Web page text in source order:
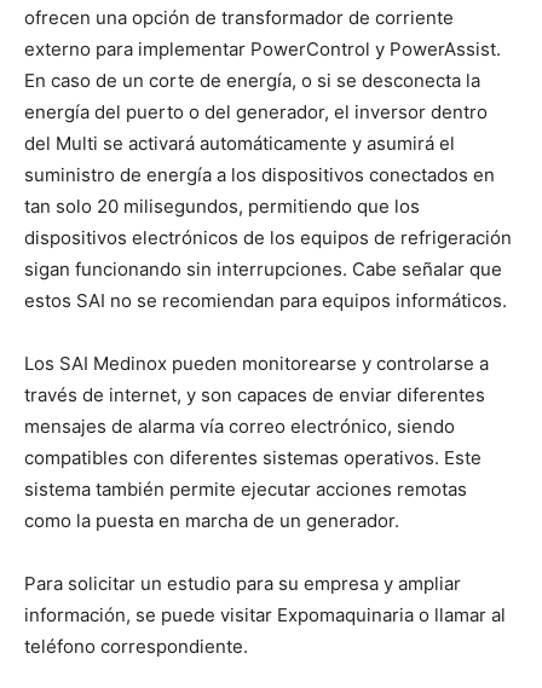
ofrecen una opción de transformador de corriente
externo para implementar PowerControl y PowerAssist.
En caso de un corte de energía, o si se desconecta la
energía del puerto o del generador, el inversor dentro
del Multi se activará automáticamente y asumirá el
suministro de energía a los dispositivos conectados en
tan solo 20 milisegundos, permitiendo que los
dispositivos electrónicos de los equipos de refrigeración
sigan funcionando sin interrupciones. Cabe señalar que
estos SAI no se recomiendan para equipos informáticos.
Los SAI Medinox pueden monitorearse y controlarse a
través de internet, y son capaces de enviar diferentes
mensajes de alarma vía correo electrónico, siendo
compatibles con diferentes sistemas operativos. Este
sistema también permite ejecutar acciones remotas
como la puesta en marcha de un generador.
Para solicitar un estudio para su empresa y ampliar
información, se puede visitar Expomaquinaria o llamar al
teléfono correspondiente.